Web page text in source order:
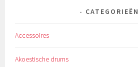
CATEGORIEËN
Accessoires
Akoestische drums